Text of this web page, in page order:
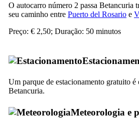
O autocarro número 2 passa Betancuria
seu caminho entre Puerto del Rosario e
Preço: € 2,50; Duração: 50 minutos
Um parque de estacionamento gratuito
Betancuria.
Meteorologia e